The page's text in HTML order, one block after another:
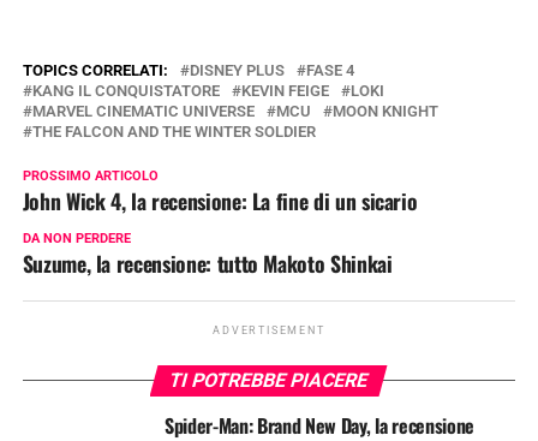
TOPICS CORRELATI: DISNEY PLUS
FASE 4
KANG IL CONQUISTATORE
KEVIN FEIGE
LOKI
MARVEL CINEMATIC UNIVERSE
MCU
MOON KNIGHT
THE FALCON AND THE WINTER SOLDIER
PROSSIMO ARTICOLO
John Wick 4, la recensione: La fine di un sicario
DA NON PERDERE
Suzume, la recensione: tutto Makoto Shinkai
ADVERTISEMENT
TI POTREBBE PIACERE
Spider-Man: Brand New Day, la recensione